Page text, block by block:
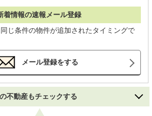
着情報の速報メール登録
じ条件の物件が追加されたタイミングで
メール登録をする
不動産もチェックする